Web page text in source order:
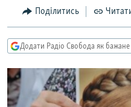
Перейти
до
пошуку
СУСПІЛЬСТВО
УКРАЇНА
СВІТ
ДОНБАС.РЕАЛІЇ
ТИ ЯК?
СХЕМИ
ПРИАЗОВ’Я
Поділитись
Додати Радіо Свобода як